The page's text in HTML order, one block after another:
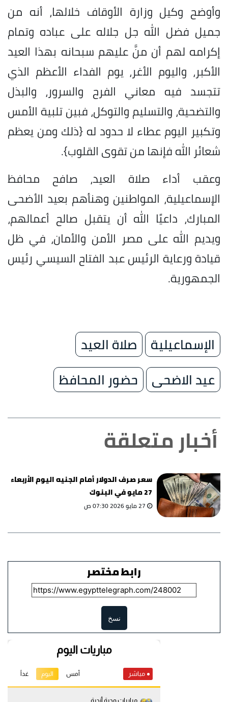
وأوضح وكيل وزارة الأوقاف خلالها، أنه من
جميل فضل الله جل جلاله على عباده وتمام
إكرامه لهم أن منَّ عليهم سبحانه بهذا العيد
الأكبر، واليوم الأغر، يوم الفداء الأعظم الذي
تتجسد فيه معاني الفرح والسرور، والبذل
والتضحية، والتسليم والتوكل، فبين تلبية الأمس
وتكبير اليوم عطاء لا حدود له {ذلك ومن يعظم
شعائر الله فإنها من تقوى القلوب}.
وعقب أداء صلاة العيد، صافح محافظ
الإسماعيلية، المواطنين وهنأهم بعيد الأضحى
المبارك، داعيًا الله أن يتقبل صالح أعمالهم،
ويديم الله على مصر الأمن والأمان، في ظل
قيادة ورعاية الرئيس عبد الفتاح السيسي رئيس
الجمهورية.
الإسماعيلية
صلاة العيد
عيد الاضحى
حضور المحافظ
أخبار متعلقة
سعر صرف الدولار أمام الجنيه اليوم الأربعاء
27 مايو في البنوك
27 مايو 2026 07:30 ص
رابط مختصر
نسخ